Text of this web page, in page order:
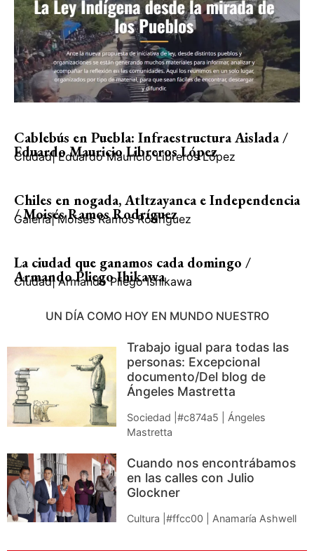
Cablebús en Puebla: Infraestructura Aislada /
Eduardo Mauricio Libreros López
Ciudad| Eduardo Mauricio Libreros López
Chiles en nogada, Atltzayanca e Independencia
/ Moisés Ramos Rodríguez
Galería| Moisés Ramos Rodríguez
La ciudad que ganamos cada domingo /
Armando Pliego Ihikawa
Ciudad| Armando Pliego Ishikawa
UN DÍA COMO HOY EN MUNDO NUESTRO
Trabajo igual para todas las
personas: Excepcional
documento/Del blog de
Ángeles Mastretta
Sociedad |#c874a5 | Ángeles
Mastretta
Cuando nos encontrábamos
en las calles con Julio
Glockner
Cultura |#ffcc00 | Anamaría Ashwell